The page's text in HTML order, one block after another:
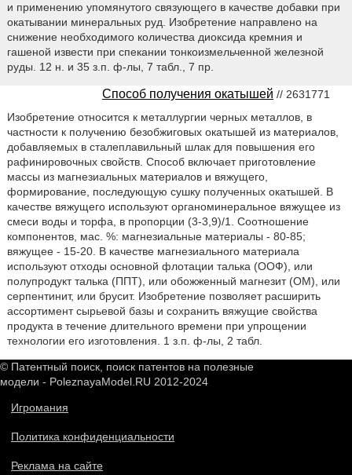
и применению упомянутого связующего в качестве добавки при
окатывании минеральных руд. Изобретение направлено на
снижение необходимого количества диоксида кремния и
гашеной извести при спекании тонкоизмельченной железной
руды. 12 н. и 35 з.п. ф-лы, 7 табл., 7 пр.
Способ получения окатышей // 2631771
Изобретение относится к металлургии черных металлов, в
частности к получению безобжиговых окатышей из материалов,
добавляемых в сталеплавильный шлак для повышения его
рафинировочных свойств. Способ включает приготовление
массы из магнезиальных материалов и вяжущего,
формирование, последующую сушку полученных окатышей. В
качестве вяжущего используют органоминеральное вяжущее из
смеси воды и торфа, в пропорции (3-3,9)/1. Соотношение
компонентов, мас. %: магнезиальные материалы - 80-85;
вяжущее - 15-20. В качестве магнезиального материала
используют отходы основной флотации талька (ООФ), или
полупродукт талька (ППТ), или обожженный магнезит (ОМ), или
серпентинит, или брусит. Изобретение позволяет расширить
ассортимент сырьевой базы и сохранить вяжущие свойства
продукта в течение длительного времени при упрощении
технологии его изготовления. 1 з.п. ф-лы, 2 табл.
© Патентный поиск, поиск патентов на полезные
модели - PoleznayaModel.RU 2012-2024
Игромания
Политика конфиденциальности
Реклама на сайте